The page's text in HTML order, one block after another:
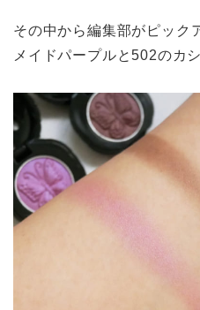
その中から編集部がピック
メイドパープルと502のカ